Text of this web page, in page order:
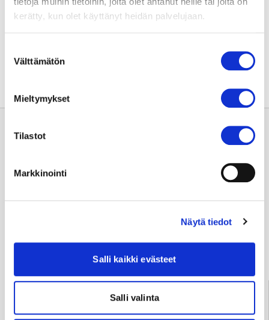
kerätty, kun olet käyttänyt heidän palvelujaan.
valinta
Välttämätön
Mieltymykset
Tilastot
Markkinointi
Näytä tiedot
Salli kaikki evästeet
Salli valinta
Usein kysyttyä
Palve­lu­neu­vonta
Tampere